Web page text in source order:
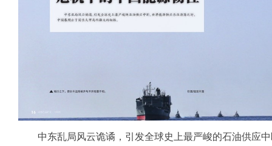
中东乱局风云诡谲，引发全球史上最严峻的石油供应中